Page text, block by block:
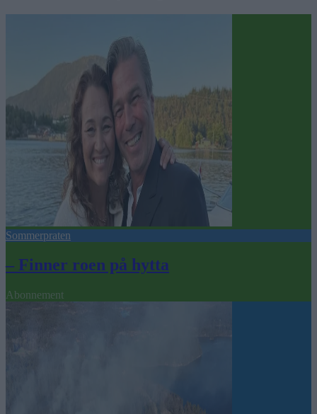
Sommerpraten
– Finner roen på hytta
Abonnement